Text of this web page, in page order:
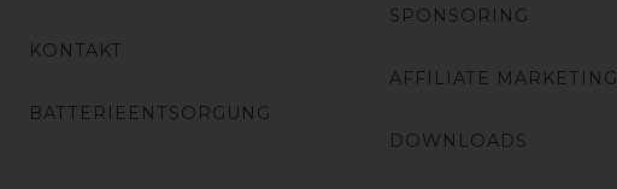
KONTAKT
BATTERIEENTSORGUNG
SPONSORING
AFFILIATE MARKETING
DOWNLOADS